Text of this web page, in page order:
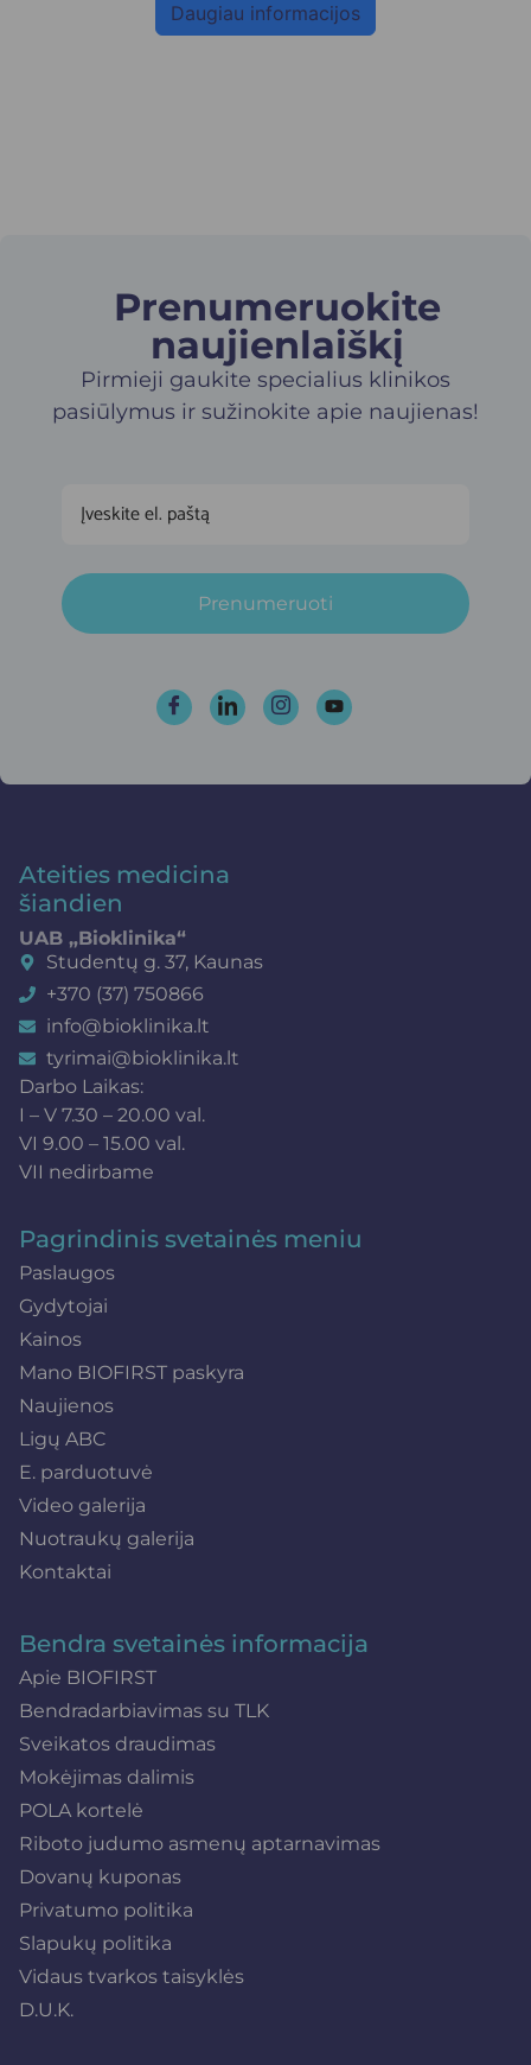
Daugiau informacijos
Prenumeruokite
naujienlaiškį​
Pirmieji gaukite specialius klinikos
pasiūlymus ir sužinokite apie naujienas!
Prenumeruoti
Ateities medicina
šiandien
UAB „Bioklinika“
Studentų g. 37, Kaunas
+370 (37) 750866
info@bioklinika.lt
tyrimai@bioklinika.lt
Darbo Laikas:
I – V 7.30 – 20.00 val.
VI 9.00 – 15.00 val.
VII nedirbame
Pagrindinis svetainės meniu
Paslaugos
Gydytojai
Kainos
Mano BIOFIRST paskyra
Naujienos
Ligų ABC
E. parduotuvė
Video galerija
Nuotraukų galerija
Kontaktai
Bendra svetainės informacija
Apie BIOFIRST
Bendradarbiavimas su TLK
Sveikatos draudimas
Mokėjimas dalimis
POLA kortelė
Riboto judumo asmenų aptarnavimas
Dovanų kuponas
Privatumo politika
Slapukų politika
Vidaus tvarkos taisyklės
D.U.K.